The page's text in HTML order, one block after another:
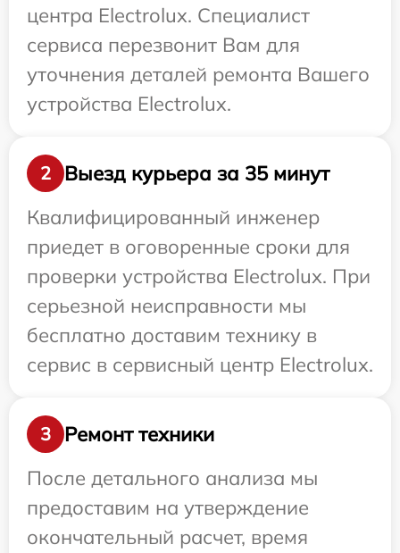
центра Electrolux. Специалист
сервиса перезвонит Вам для
уточнения деталей ремонта Вашего
устройства Electrolux.
2
Выезд курьера за 35 минут
Квалифицированный инженер
приедет в оговоренные сроки для
проверки устройства Electrolux. При
серьезной неисправности мы
бесплатно доставим технику в
сервис в сервисный центр Electrolux.
3
Ремонт техники
После детального анализа мы
предоставим на утверждение
окончательный расчет, время